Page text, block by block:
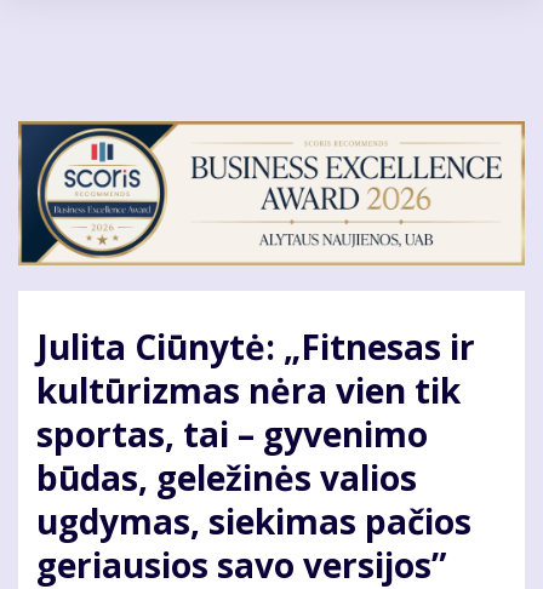
Julita Ciūnytė: „Fitnesas ir
kultūrizmas nėra vien tik
sportas, tai – gyvenimo
būdas, geležinės valios
ugdymas, siekimas pačios
geriausios savo versijos”